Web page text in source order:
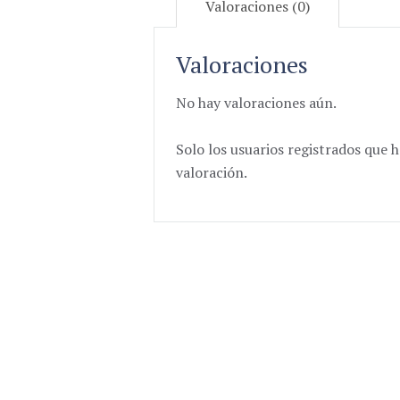
Valoraciones (0)
Valoraciones
No hay valoraciones aún.
Solo los usuarios registrados que
valoración.